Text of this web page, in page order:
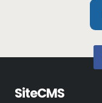
SiteCMS